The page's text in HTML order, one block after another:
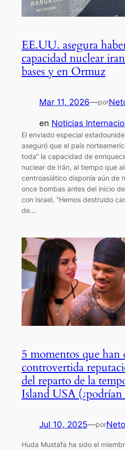
EE.UU. asegura
capacidad nuclear
bases y en Ormuz
Mar 11, 2026—por
en Noticias
El enviado especial
aseguró que el país
toda” la capacidad de
nuclear de Irán, al tiempo que
centroasiático disponía aún de
once bombas antes del inicio
con Israel. “Hemos destruido
de…
5 momentos que han
controvertida
del reparto de la
Island USA
Jul 10, 2025—porNeto
Huda Mustafa ha sido el